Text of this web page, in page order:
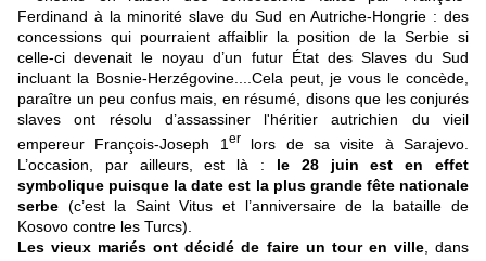
Ferdinand à la minorité slave du Sud en Autriche-Hongrie : des
concessions qui pourraient affaiblir la position de la Serbie si
celle-ci devenait le noyau d’un futur État des Slaves du Sud
incluant la Bosnie-Herzégovine.
Cela peut, je vous le concède,
paraître un peu confus mais, en résumé, disons que les conjurés
slaves ont résolu d’assassiner l'héritier autrichien du vieil
empereur François-Joseph 1 er
lors de sa visite à Sarajevo.
L’occasion, par ailleurs, est là : le 28 juin est en effet
symbolique puisque la date est la plus grande fête nationale
serbe (c’est la Saint Vitus et l’anniversaire de la bataille de
Kosovo contre les Turcs).
Les vieux mariés ont décidé de faire un tour en ville, dans